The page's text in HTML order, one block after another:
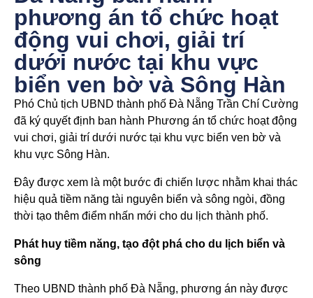
phương án tổ chức hoạt
động vui chơi, giải trí
dưới nước tại khu vực
biển ven bờ và Sông Hàn
Phó Chủ tịch UBND thành phố Đà Nẵng Trần Chí Cường
đã ký quyết định ban hành Phương án tổ chức hoạt động
vui chơi, giải trí dưới nước tại khu vực biển ven bờ và
khu vực Sông Hàn.
Đây được xem là một bước đi chiến lược nhằm khai thác
hiệu quả tiềm năng tài nguyên biển và sông ngòi, đồng
thời tạo thêm điểm nhấn mới cho du lịch thành phố.
Phát huy tiềm năng, tạo đột phá cho du lịch biển và
sông
Theo UBND thành phố Đà Nẵng, phương án này được